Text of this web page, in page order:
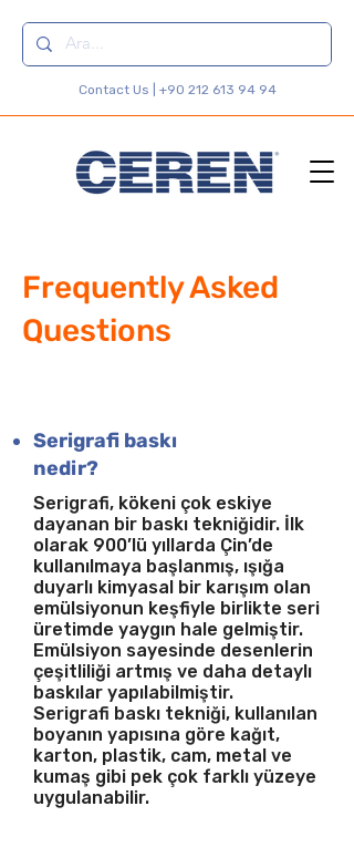
Contact Us | +90 212 613 94 94
Frequently Asked
Questions
Serigrafi baskı
nedir?
Serigrafi, kökeni çok eskiye
dayanan bir baskı tekniğidir. İlk
olarak 900’lü yıllarda Çin’de
kullanılmaya başlanmış, ışığa
duyarlı kimyasal bir karışım olan
emülsiyonun keşfiyle birlikte seri
üretimde yaygın hale gelmiştir.
Emülsiyon sayesinde desenlerin
çeşitliliği artmış ve daha detaylı
baskılar yapılabilmiştir.
Serigrafi baskı tekniği, kullanılan
boyanın yapısına göre kağıt,
karton, plastik, cam, metal ve
kumaş gibi pek çok farklı yüzeye
uygulanabilir.